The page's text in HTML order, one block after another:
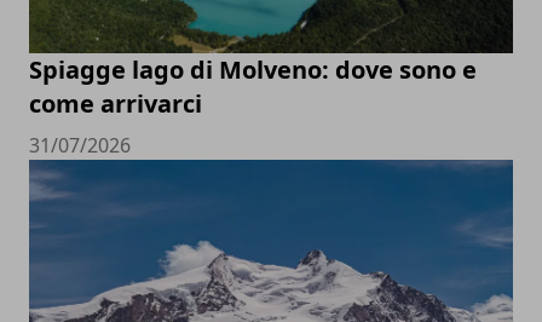
Spiagge lago di Molveno: dove sono e
come arrivarci
31/07/2026